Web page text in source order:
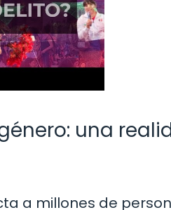
una
a millones de